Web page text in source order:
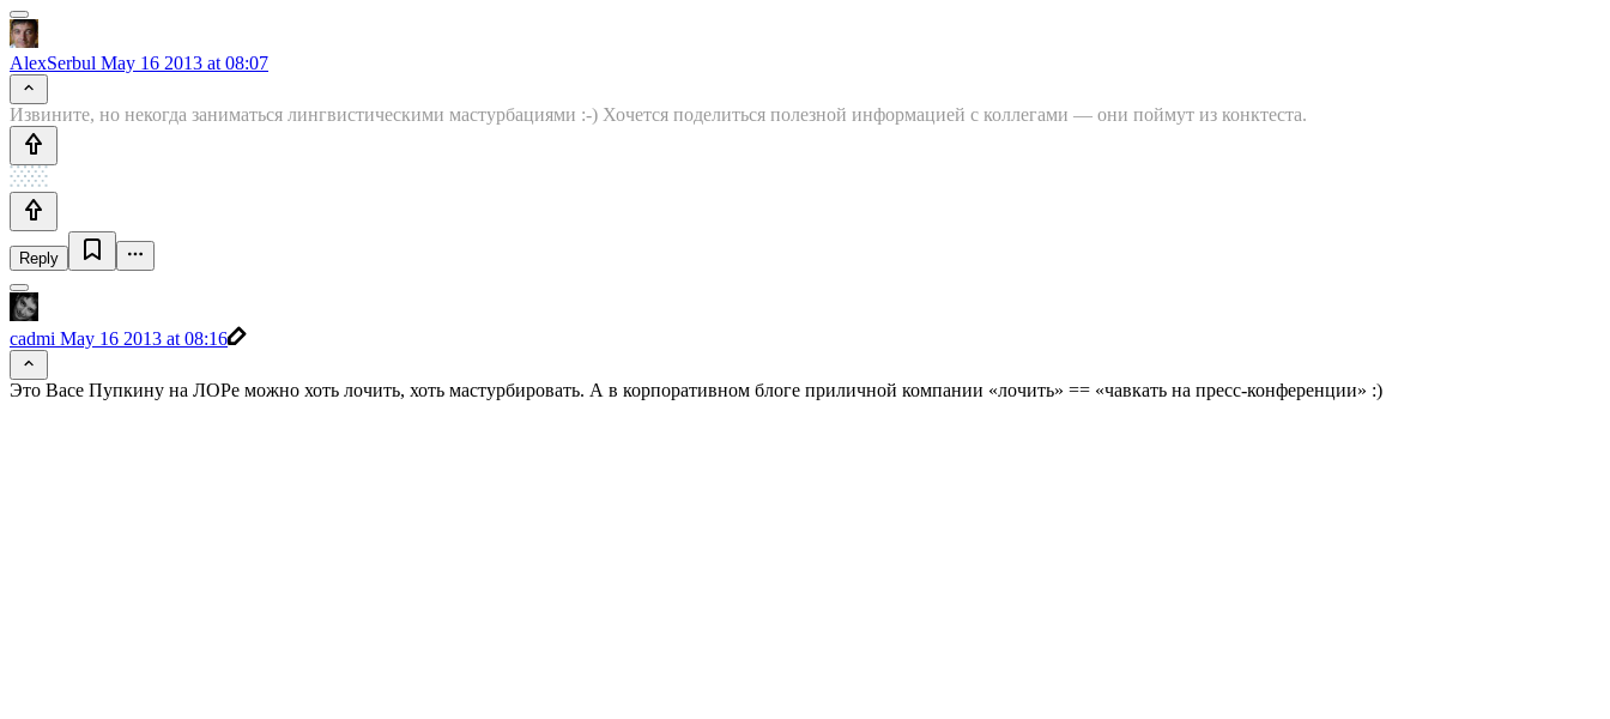
AlexSerbul May 16 2013 at 08:07
Извините, но некогда заниматься лингвистическими мастурбациями :-) Хочется поделиться полезной информацией с коллегами — они поймут из конктеста.
Reply
cadmi May 16 2013 at 08:16
Это Васе Пупкину на ЛОРе можно хоть лочить, хоть мастурбировать. А в корпоративном блоге приличной компании «лочить» == «чавкать на пресс-конференции» :)